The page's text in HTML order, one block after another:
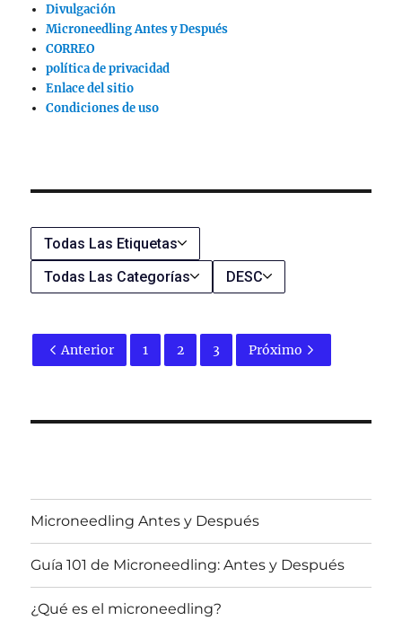
Divulgación
Microneedling Antes y Después
CORREO
política de privacidad
Enlace del sitio
Condiciones de uso
Todas Las Etiquetas
Todas Las Categorías
DESC
Anterior 1 2 3 Próximo
Microneedling Antes y Después
Guía 101 de Microneedling: Antes y Después
¿Qué es el microneedling?